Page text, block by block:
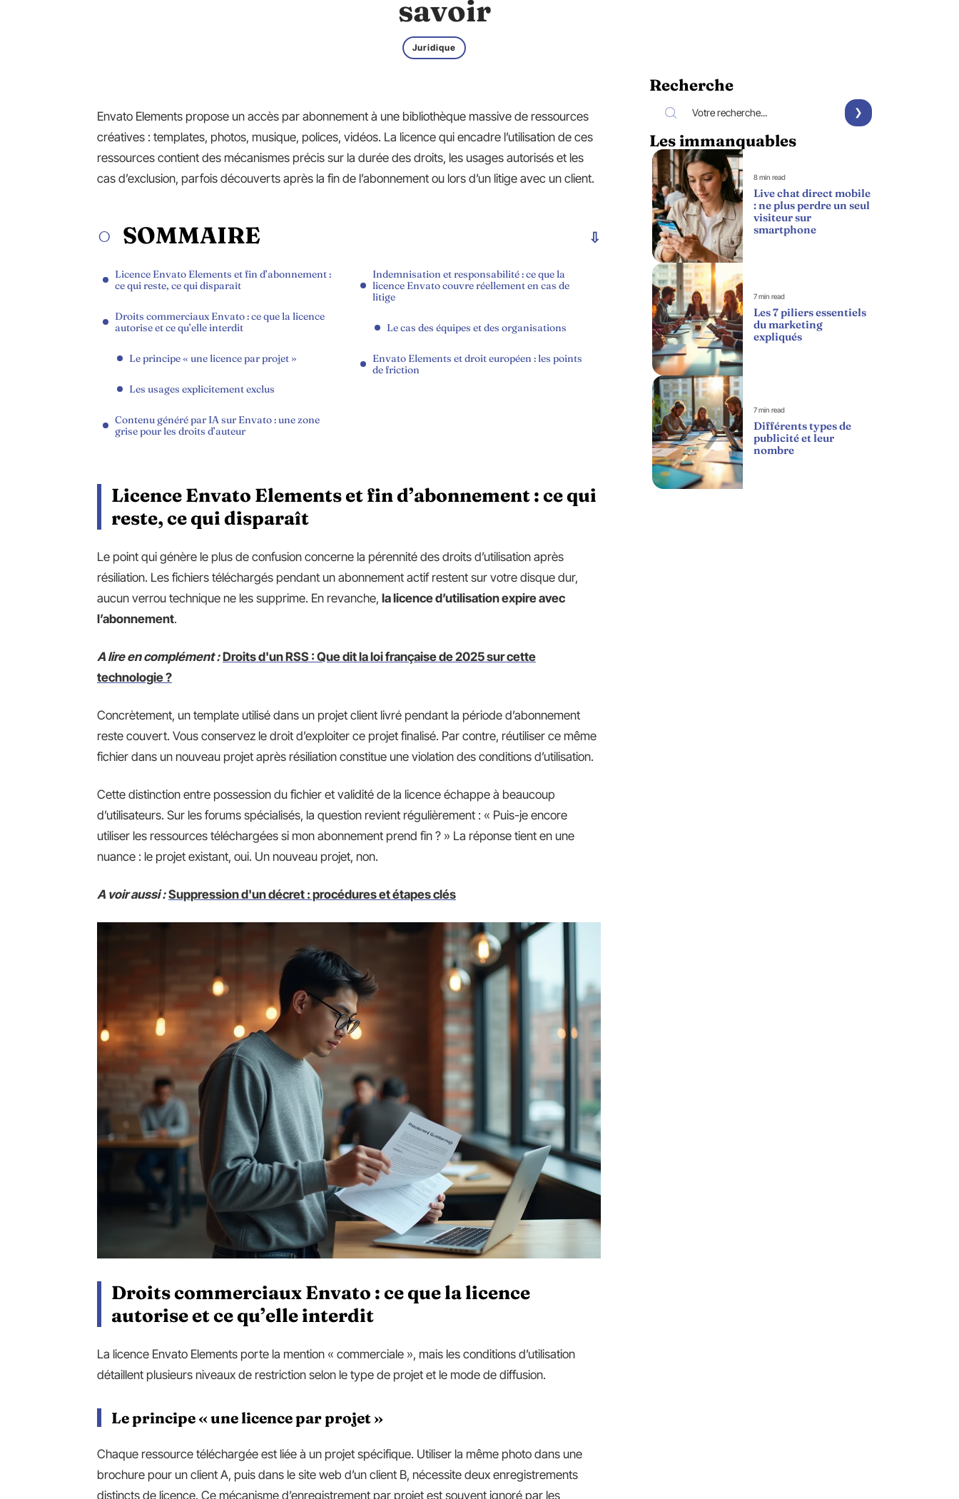
savoir
Juridique
Envato Elements propose un accès par abonnement à une bibliothèque massive de ressources
créatives : templates, photos, musique, polices, vidéos. La licence qui encadre l’utilisation de ces
ressources contient des mécanismes précis sur la durée des droits, les usages autorisés et les
cas d’exclusion, parfois découverts après la fin de l’abonnement ou lors d’un litige avec un client.
SOMMAIRE
Licence Envato Elements et fin d’abonnement :
ce qui reste, ce qui disparaît
Droits commerciaux Envato : ce que la licence
autorise et ce qu’elle interdit
Le principe « une licence par projet »
Les usages explicitement exclus
Contenu généré par IA sur Envato : une zone
grise pour les droits d’auteur
Indemnisation et responsabilité : ce que la
licence Envato couvre réellement en cas de
litige
Le cas des équipes et des organisations
Envato Elements et droit européen : les points
de friction
Licence Envato Elements et fin d’abonnement : ce qui
reste, ce qui disparaît
Le point qui génère le plus de confusion concerne la pérennité des droits d’utilisation après
résiliation. Les fichiers téléchargés pendant un abonnement actif restent sur votre disque dur,
aucun verrou technique ne les supprime. En revanche, la licence d’utilisation expire avec
l’abonnement.
A lire en complément : Droits d'un RSS : Que dit la loi française de 2025 sur cette
technologie ?
Concrètement, un template utilisé dans un projet client livré pendant la période d’abonnement
reste couvert. Vous conservez le droit d’exploiter ce projet finalisé. Par contre, réutiliser ce même
fichier dans un nouveau projet après résiliation constitue une violation des conditions d’utilisation.
Cette distinction entre possession du fichier et validité de la licence échappe à beaucoup
d’utilisateurs. Sur les forums spécialisés, la question revient régulièrement : « Puis-je encore
utiliser les ressources téléchargées si mon abonnement prend fin ? » La réponse tient en une
nuance : le projet existant, oui. Un nouveau projet, non.
A voir aussi : Suppression d'un décret : procédures et étapes clés
Droits commerciaux Envato : ce que la licence
autorise et ce qu’elle interdit
La licence Envato Elements porte la mention « commerciale », mais les conditions d’utilisation
détaillent plusieurs niveaux de restriction selon le type de projet et le mode de diffusion.
Le principe « une licence par projet »
Chaque ressource téléchargée est liée à un projet spécifique. Utiliser la même photo dans une
brochure pour un client A, puis dans le site web d’un client B, nécessite deux enregistrements
distincts de licence. Ce mécanisme d’enregistrement par projet est souvent ignoré par les
Recherche
Les immanquables
8 min read
Live chat direct mobile
: ne plus perdre un seul
visiteur sur
smartphone
7 min read
Les 7 piliers essentiels
du marketing
expliqués
7 min read
Différents types de
publicité et leur
nombre